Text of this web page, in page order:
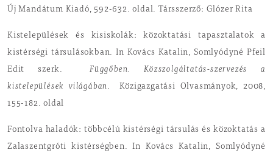
Új Mandátum Kiadó, 592-632. oldal. Társszerző: Glózer Rita
Kistelepülések és kisiskolák: közoktatási tapasztalatok a
kistérségi társulásokban. In Kovács Katalin, Somlyódyné Pfeil
Edit szerk. Függőben. Közszolgáltatás-szervezés a
kistelepülések világában.
Közigazgatási Olvasmányok, 2008,
155-182. oldal
Fontolva haladók: többcélú kistérségi társulás és közoktatás a
Zalaszentgróti kistérségben. In Kovács Katalin, Somlyódyné